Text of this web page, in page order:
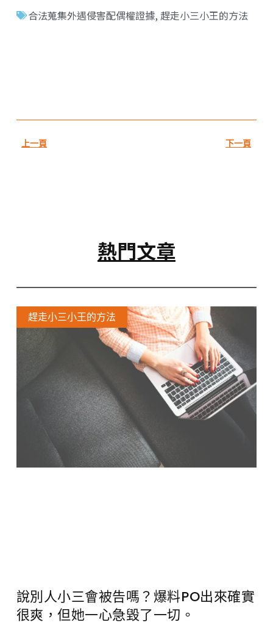
合法蒐集外遇侵害配偶權證據, 趕走小三小王的方法
上一頁 下一頁
熱門文章
趕走小三小王的方法
說別人小三會被告嗎？爆料PO出來確實
很爽，但她一心急毀了一切。